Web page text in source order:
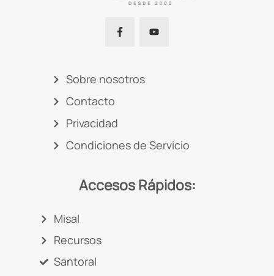
Sobre nosotros
Contacto
Privacidad
Condiciones de Servicio
Accesos Rápidos:
Misal
Recursos
Santoral